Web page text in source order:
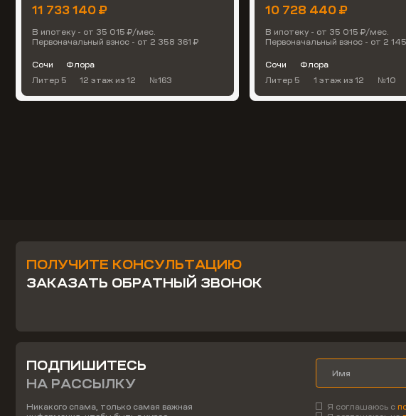
11 733 140 ₽
В ипотеку - от 35 015 ₽/мес.
Первоначальный взнос - от 2 358 361 ₽
Сочи
Флора
Литер 5
12 этаж из 12 №163
10 728 440 ₽
В ипотеку - от 35 015 ₽/мес.
Первоначальный взнос - от 2
Сочи
Флора
Литер 5
1 этаж из 12 №10
ПОЛУЧИТЕ КОНСУЛЬТАЦИЮ
ЗАКАЗАТЬ ОБРАТНЫЙ ЗВОНОК
ПОДПИШИТЕСЬ
НА РАССЫЛКУ
Никакого спама, только самая важная
Я соглашаюсь с